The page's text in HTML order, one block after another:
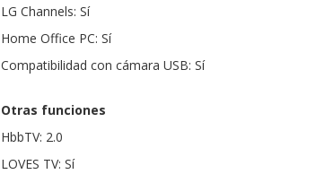
LG Channels: Sí
Home Office PC: Sí
Compatibilidad con cámara USB: Sí
Otras funciones
HbbTV: 2.0
LOVES TV: Sí